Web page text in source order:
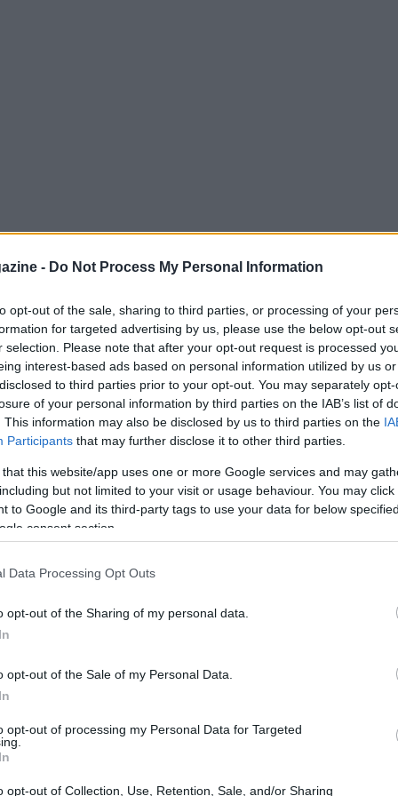
- Do Not Process My Personal Information
opt-out of the sale, sharing to third parties, or processing of your
for targeted advertising by us, please use the below opt-out
selection. Please note that after your opt-out request is processed
interest-based ads based on personal information utilized by us
to third parties prior to your opt-out. You may separately
of your personal information by third parties on the IAB’s list of
This information may also be disclosed by us to third parties on the
Participants that may further disclose it to other third parties.
that this website/app uses one or more Google services and may
but not limited to your visit or usage behaviour. You may
to Google and its third-party tags to use your data for below
consent section.
Data Processing Opt Outs
opt-out of the Sharing of my personal data.
opt-out of the Sale of my Personal Data.
opt-out of processing my Personal Data for Targeted
opt-out of Collection, Use, Retention, Sale, and/or Sharing
partita di oggi pomeriggio è stata
il tecnico, che guida la squadra in
contro il modesto Peralada. Il
rappresenta un’importante occasione di
confermato fino al 2027, ha scelto un
giocatori: Marko Dmitrovic, Hugo
quest’ultimo assegnato al ruolo di
Milla sembra orientarsi verso una
per il match è un 4-2-3-1, con i seguenti
Calero, Salinas; Pol Lozano, Edu
In panchina troveremo Fortuño
Sánchez, Miguel Rubio, Cabrera, Roberto,
Roca, Carlos Romero, Omar El